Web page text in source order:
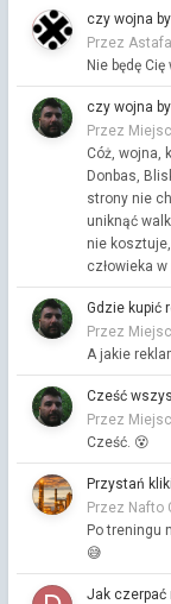
czy wojna
Przez
Nie będę Cię
czy wojna
Przez
Cóż, wojna,
Donbas,
strony nie
uniknąć
nie
człowieka
Gdzie kupić
Przez
A jakie
Cześć
Przez
Cześć. 😵
Przystań
Przez Nafto
Po treningu
😅
Jak czerpać